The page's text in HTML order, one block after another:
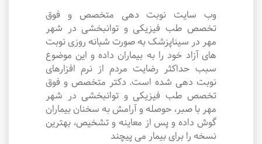
وب سایت نوبت دهی متخصص و فوق
تخصص طب فیزیکی و توانبخشی در شهر
مهر در سیناپزشک به صورت شبانه روزی نوبت
های آزاد خود را به بیماران داده و این موضوع
سبب حداکثر رضایت مردم از نرم افزارهای
نوبت دهی شده است. دکتر متخصص و فوق
تخصص طب فیزیکی و توانبخشی در شهر
مهر با صبر، حوصله و آرامش به سخنان بیماران
گوش داده و پس از معاینه و تشخیص، بهترین
نسخه را برای بیمار می پیچند